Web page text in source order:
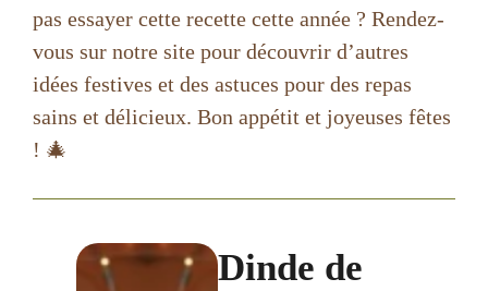
pas essayer cette recette cette année ? Rendez-
vous sur notre site pour découvrir d’autres
idées festives et des astuces pour des repas
sains et délicieux. Bon appétit et joyeuses fêtes
! 🎄
Dinde de